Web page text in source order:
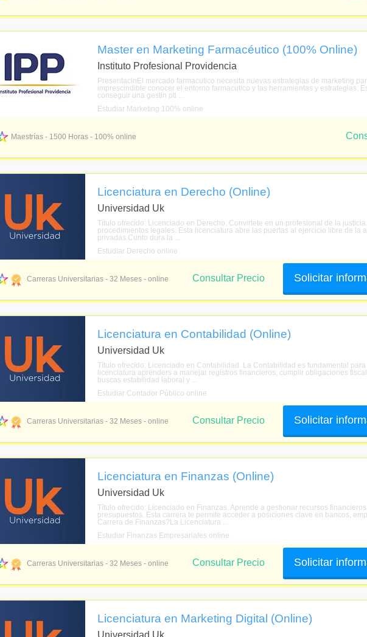
Master en Marketing Farmacéutico (100% Online)
Instituto Profesional Providencia
PresentacinEl mercado farmacutico necesita nuevas estrategias de marketing
imprescindible conocer el entorno farmacutico y las herramientas y estrategias.
conseguir una gestin pti ...
Estudiar Marketing 100% online
Maestrías - 1500 Horas - 100% online
Licenciatura en Derecho (Online)
Universidad Uk
Título ofrecido: Licenciado en Derecho. Convirtete en un profesional de la
procedimientos legales. Esta licenciatura abre las puertas al ejercicio libre de la
privadas.Cunto dura la ...
Estudiar Derecho online
Carreras Universitarias - 32 Meses - online Solicitar
Consultar Precio
Licenciatura en Contabilidad (Online)
Universidad Uk
Título ofrecido: Licenciado en Contabilidad. La Contabilidad es fundamental
licenciatura aprenders a manejar registros financieros, cumplir obligaciones
buscas estabilidad laboral y ...
Estudiar Contador Público online
Carreras Universitarias - 32 Meses - online Solicitar
Consultar Precio
Licenciatura en Finanzas (Online)
Universidad Uk
Título ofrecido: Licenciado en Finanzas. Aprende a gestionar recursos
presupuestos. Esta carrera te permite acceder a posiciones clave en bancos,
Carrera de Finanzas?La Licenciatura ...
Estudiar Finanzas Empresariales online
Carreras Universitarias - 32 Meses - online Solicitar
Consultar Precio
Licenciatura en Marketing Digital (Online)
Universidad Uk